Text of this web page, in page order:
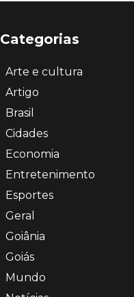
Categorias
Arte e cultura
Artigo
Brasil
Cidades
Economia
Entretenimento
Esportes
Geral
Goiânia
Goiás
Mundo